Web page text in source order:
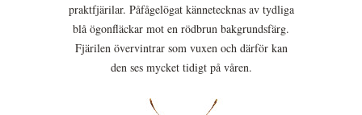
praktfjärilar. Påfågelögat kännetecknas av tydliga
blå ögonfläckar mot en rödbrun bakgrundsfärg.
Fjärilen övervintrar som vuxen och därför kan
den ses mycket tidigt på våren.